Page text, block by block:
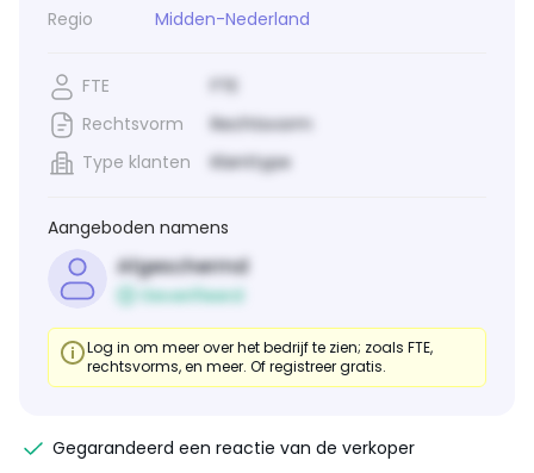
Regio
Midden-Nederland
FTE
FTE
Rechtsvorm
Rechtsvorm
Type klanten
Klanttype
Aangeboden namens
Afgeschermd
Geverifieerd
Log in om meer over het bedrijf te zien; zoals FTE,
rechtsvorms, en meer. Of registreer gratis.
Gegarandeerd een reactie van de verkoper